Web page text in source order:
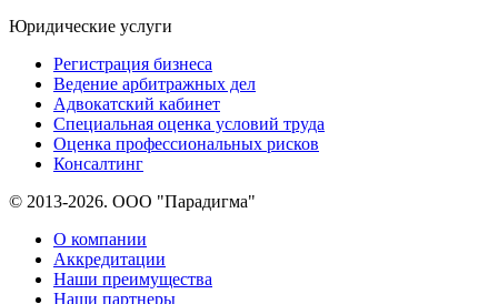
Юридические услуги
Регистрация бизнеса
Ведение арбитражных дел
Адвокатский кабинет
Специальная оценка условий труда
Оценка профессиональных рисков
Консалтинг
© 2013-2026. ООО "Парадигма"
О компании
Аккредитации
Наши преимущества
Наши партнеры